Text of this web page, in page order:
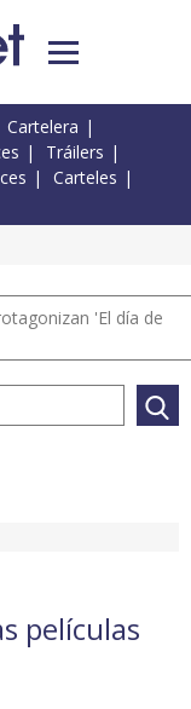
Cartelera
Tráilers
Carteles
'El día de
películas